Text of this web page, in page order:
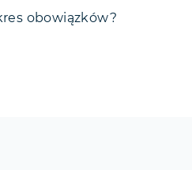
obowiązków?